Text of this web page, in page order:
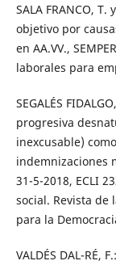
SALA FRANCO, T.
objetivo por
en AA.VV.,
laborales para
SEGALÉS
progresiva
inexcusable)
indemnizaciones
31-5-2018, ECLI
social. Revista de
para la
VALDÉS DAL-RÉ,